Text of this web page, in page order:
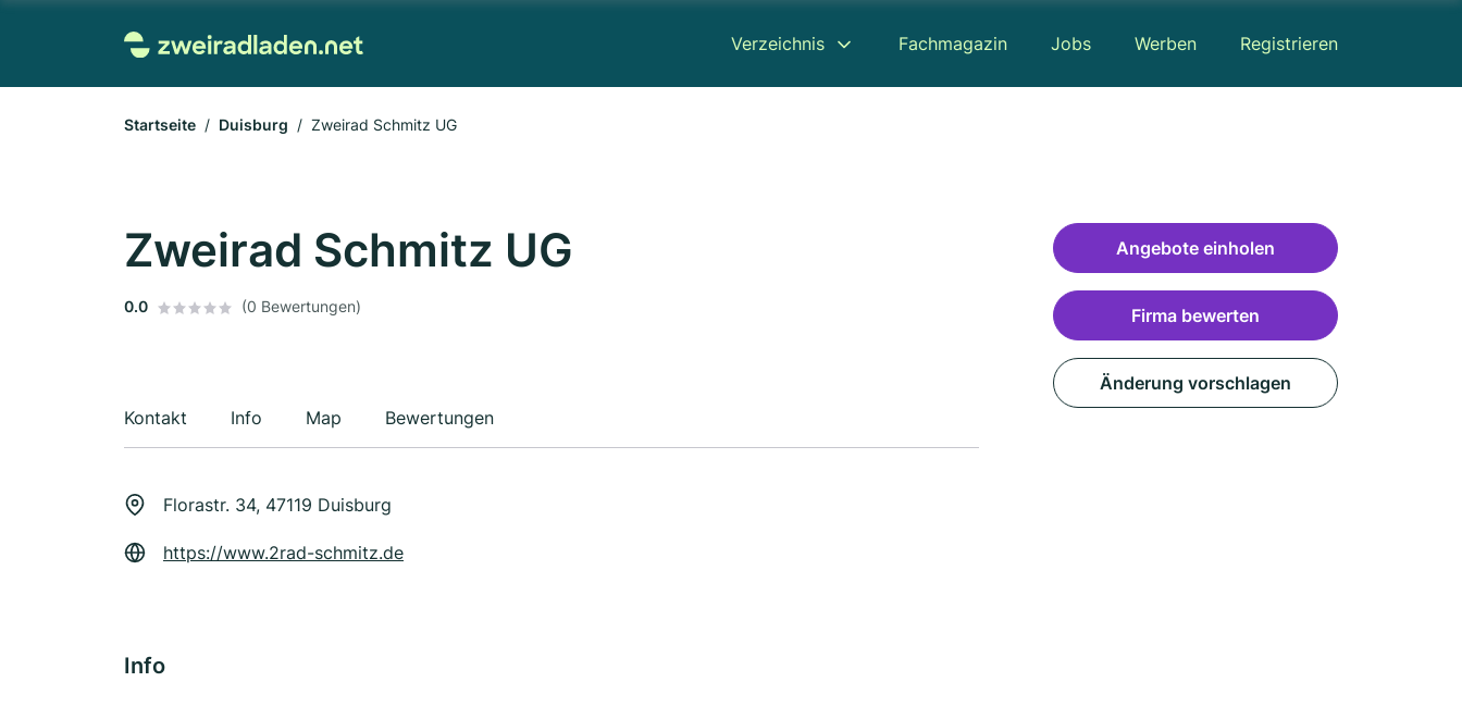
Verzeichnis Fachmagazin Jobs Werben Registrieren
Startseite Duisburg Zweirad Schmitz UG
Zweirad Schmitz UG
0.0 (0 Bewertungen)
Kontakt Info Map Bewertungen
Florastr. 34, 47119 Duisburg
https://www.2rad-schmitz.de
Info
Angebote einholen
Firma bewerten
Änderung vorschlagen